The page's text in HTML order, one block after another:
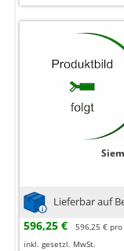
Lieferbar auf
596,25 €
596,25 € pro
inkl. gesetzl. MwSt.